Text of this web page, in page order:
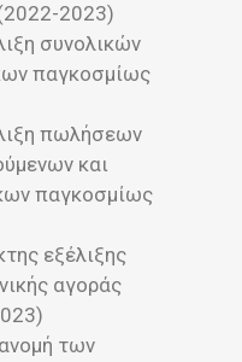
2023)
συνολικών
παγκοσμίως
πωλήσεων
και
παγκοσμίως
εξέλιξης
αγοράς
των